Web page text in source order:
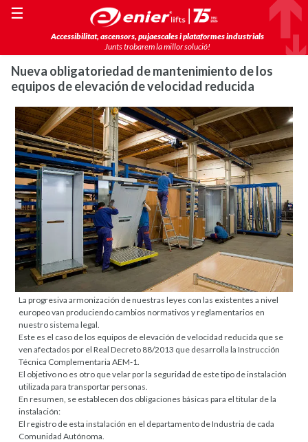
Accessibilitat, ascensors, pujaescales i plataformes industrials
Junts trobarem la millor solució!
☰
Nueva obligatoriedad de mantenimiento de los
equipos de elevación de velocidad reducida
La progresiva armonización de nuestras leyes con las existentes a nivel
europeo van produciendo cambios normativos y reglamentarios en
nuestro sistema legal.
Este es el caso de los equipos de elevación de velocidad reducida que se
ven afectados por el Real Decreto 88/2013 que desarrolla la Instrucción
Técnica Complementaria AEM-1.
El objetivo no es otro que velar por la seguridad de este tipo de instalación
utilizada para transportar personas.
En resumen, se establecen dos obligaciones básicas para el titular de la
instalación:
El registro de esta instalación en el departamento de Industria de cada
Comunidad Autónoma.